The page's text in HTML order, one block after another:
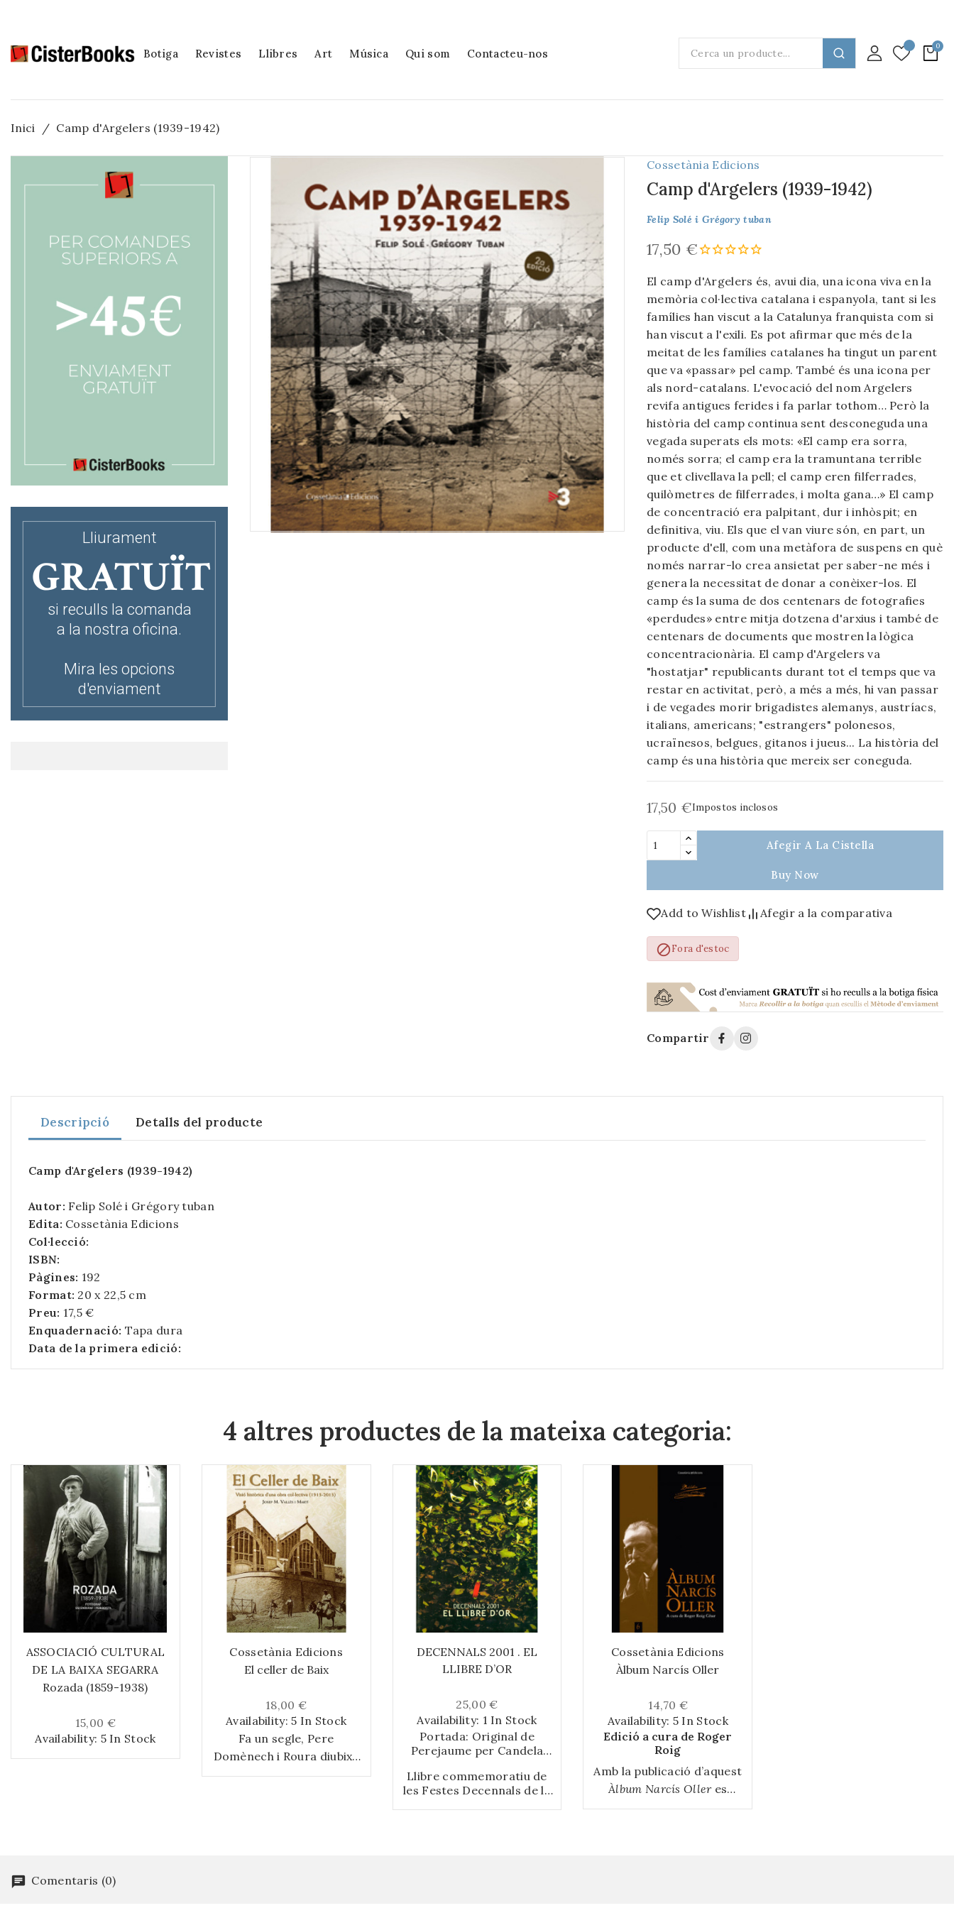
Botiga Revistes Llibres Art Música Qui som Contacteu-nos
Inici Camp d'Argelers (1939-1942)
Cossetània Edicions
Camp d'Argelers (1939-1942)
Felip Solé i Grégory tuban
17,50 €
El camp d'Argelers és, avui dia, una icona viva en la
memòria col·lectiva catalana i espanyola, tant si les
famílies han viscut a la Catalunya franquista com si
han viscut a l'exili. Es pot afirmar que més de la
meitat de les famílies catalanes ha tingut un parent
que va «passar» pel camp. També és una icona per
als nord-catalans. L'evocació del nom Argelers
revifa antigues ferides i fa parlar tothom… Però la
història del camp continua sent desconeguda una
vegada superats els mots: «El camp era sorra,
només sorra; el camp era la tramuntana terrible
que et clivellava la pell; el camp eren filferrades,
quilòmetres de filferrades, i molta gana…» El camp
de concentració era palpitant, dur i inhòspit; en
definitiva, viu. Els que el van viure són, en part, un
producte d'ell, com una metàfora de suspens en què
només narrar-lo crea ansietat per saber-ne més i
genera la necessitat de donar a conèixer-los. El
camp és la suma de dos centenars de fotografies
«perdudes» entre mitja dotzena d'arxius i també de
centenars de documents que mostren la lògica
concentracionària. El camp d'Argelers va
"hostatjar" republicants durant tot el temps que va
restar en activitat, però, a més a més, hi van passar
i de vegades morir brigadistes alemanys, austríacs,
italians, americans; "estrangers" polonesos,
ucraïnesos, belgues, gitanos i jueus... La història del
camp és una història que mereix ser coneguda.
17,50 €Impostos inclosos
Afegir A La Cistella
Buy Now
Add to Wishlist Afegir a la comparativa
Fora d'estoc
Compartir
Lliurament
GRATUÏT
si reculls la comanda
a la nostra oficina.
Mira les opcions
d'enviament
Descripció Detalls del producte
Camp d'Argelers (1939-1942)
Autor: Felip Solé i Grégory tuban
Edita: Cossetània Edicions
Col·lecció:
ISBN:
Pàgines: 192
Format: 20 x 22,5 cm
Preu: 17,5 €
Enquadernació: Tapa dura
Data de la primera edició:
4 altres productes de la mateixa categoria:
ASSOCIACIÓ CULTURAL
DE LA BAIXA SEGARRA
Rozada (1859-1938)
15,00 €
Availability: 5 In Stock
Cossetània Edicions
El celler de Baix
18,00 €
Availability:5 In Stock
Fa un segle, Pere
Domènech i Roura diubixà
els plànols i redactà el
DECENNALS 2001 . EL
LLIBRE D’OR
25,00 €
Availability: 1 In Stock
Portada: Original de
Perejaume per Candela
Llibre commemoratiu de
les Festes Decennals de la
Cossetània Edicions
Àlbum Narcís Oller
14,70 €
Availability: 5 In Stock
Edició a cura de Roger
Roig
Amb la publicació d’aquest
Àlbum Narcís Olleres
produeix un punt d’inflexió
Comentaris (0)